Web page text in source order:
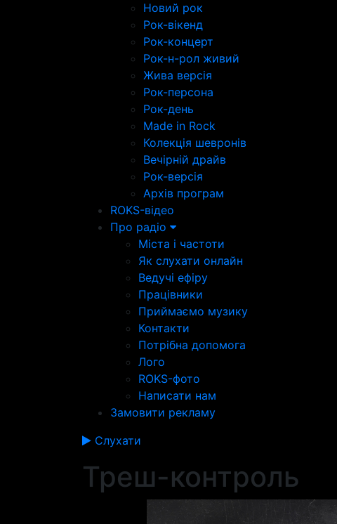
Новий рок
Рок-вікенд
Рок-концерт
Рок-н-рол живий
Жива версія
Рок-персона
Рок-день
Made in Rock
Колекція шевронів
Вечірній драйв
Рок-версія
Архів програм
ROKS-відео
Про радіо
Міста і частоти
Як слухати онлайн
Ведучі ефіру
Працівники
Приймаємо музику
Контакти
Потрібна допомога
Лого
ROKS-фото
Написати нам
Замовити рекламу
Слухати
Треш-контроль